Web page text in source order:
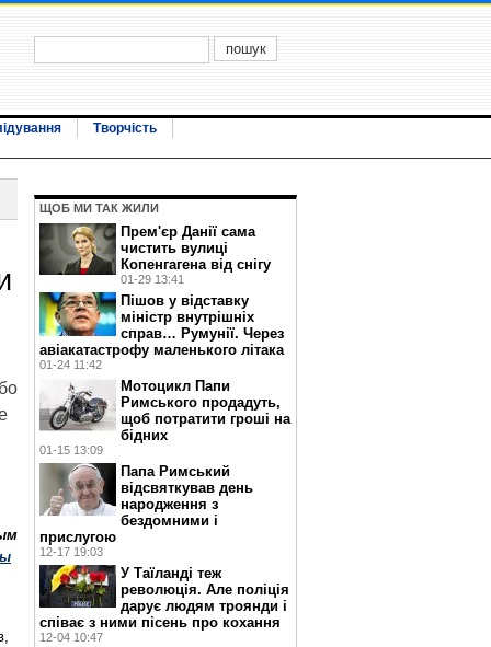
Творчість
ЩОБ МИ ТАК ЖИЛИ
Прем'єр Данії сама
чистить вулиці
Копенгагена від снігу
01-29 13:41
Пішов у відставку
міністр внутрішніх
справ… Румунії. Через
авіакатастрофу маленького літака
01-24 11:42
Мотоцикл Папи
Римського продадуть,
щоб потратити гроші на
бідних
01-15 13:09
Папа Римський
відсвяткував день
народження з
бездомними і
прислугою
12-17 19:03
У Таїланді теж
революція. Але поліція
дарує людям троянди і
співає з ними пісень про кохання
12-04 10:47